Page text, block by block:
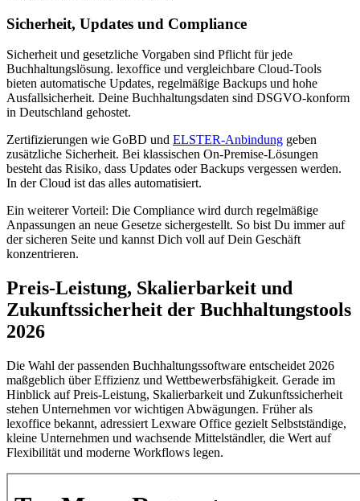
Sicherheit, Updates und Compliance
Sicherheit und gesetzliche Vorgaben sind Pflicht für jede
Buchhaltungslösung. lexoffice und vergleichbare Cloud-Tools
bieten automatische Updates, regelmäßige Backups und hohe
Ausfallsicherheit. Deine Buchhaltungsdaten sind DSGVO-konform
in Deutschland gehostet.
Zertifizierungen wie GoBD und ELSTER-Anbindung geben
zusätzliche Sicherheit. Bei klassischen On-Premise-Lösungen
besteht das Risiko, dass Updates oder Backups vergessen werden.
In der Cloud ist das alles automatisiert.
Ein weiterer Vorteil: Die Compliance wird durch regelmäßige
Anpassungen an neue Gesetze sichergestellt. So bist Du immer auf
der sicheren Seite und kannst Dich voll auf Dein Geschäft
konzentrieren.
Preis-Leistung, Skalierbarkeit und
Zukunftssicherheit der Buchhaltungstools
2026
Die Wahl der passenden Buchhaltungssoftware entscheidet 2026
maßgeblich über Effizienz und Wettbewerbsfähigkeit. Gerade im
Hinblick auf Preis-Leistung, Skalierbarkeit und Zukunftssicherheit
stehen Unternehmen vor wichtigen Abwägungen. Früher als
lexoffice bekannt, adressiert Lexware Office gezielt Selbstständige,
kleine Unternehmen und wachsende Mittelständler, die Wert auf
Flexibilität und moderne Workflows legen.